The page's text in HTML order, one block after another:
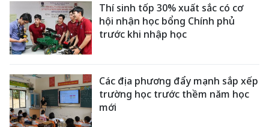
Thí sinh tốp 30% xuất sắc có cơ
hội nhận học bổng Chính phủ
trước khi nhập học
Các địa phương đẩy mạnh sắp xếp
trường học trước thềm năm học
mới